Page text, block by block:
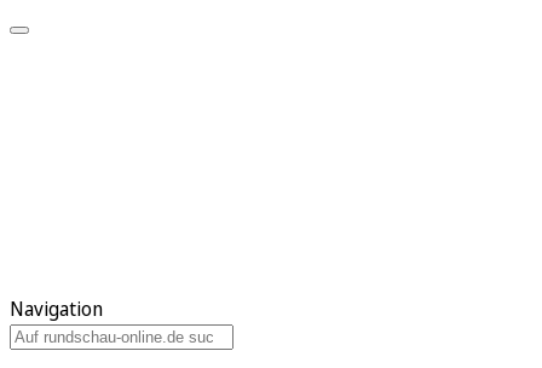
Navigation